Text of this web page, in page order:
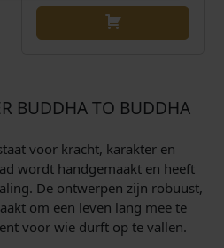
BUDDHA TO BUDDHA
voor kracht, karakter en
wordt handgemaakt en heeft
De ontwerpen zijn robuust,
om een leven lang mee te
voor wie durft op te vallen.